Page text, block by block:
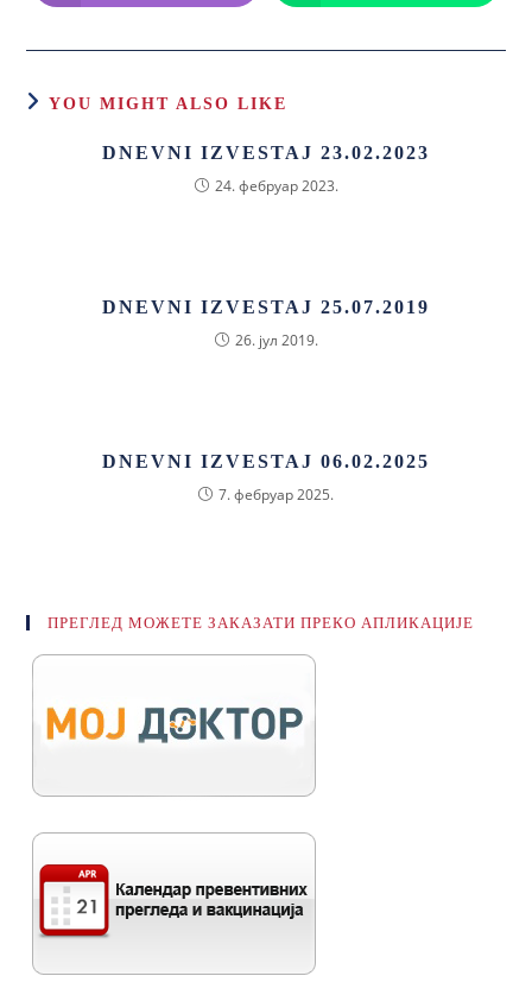
YOU MIGHT ALSO LIKE
DNEVNI IZVESTAJ 23.02.2023
24. фебруар 2023.
DNEVNI IZVESTAJ 25.07.2019
26. јул 2019.
DNEVNI IZVESTAJ 06.02.2025
7. фебруар 2025.
ПРЕГЛЕД МОЖЕТЕ ЗАКАЗАТИ ПРЕКО АПЛИКАЦИЈЕ